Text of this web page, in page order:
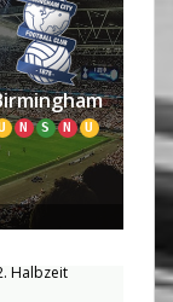
N S N U
Halbzeit